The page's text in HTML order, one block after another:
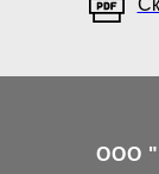
ООО